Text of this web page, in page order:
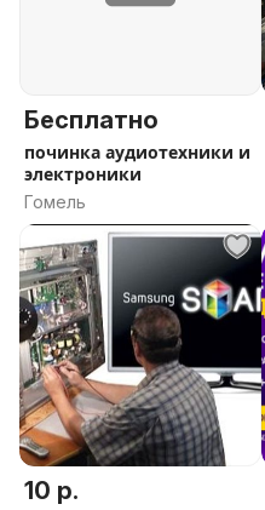
Бесплатно
починка аудиотехники и
электроники
Гомель
10 р.